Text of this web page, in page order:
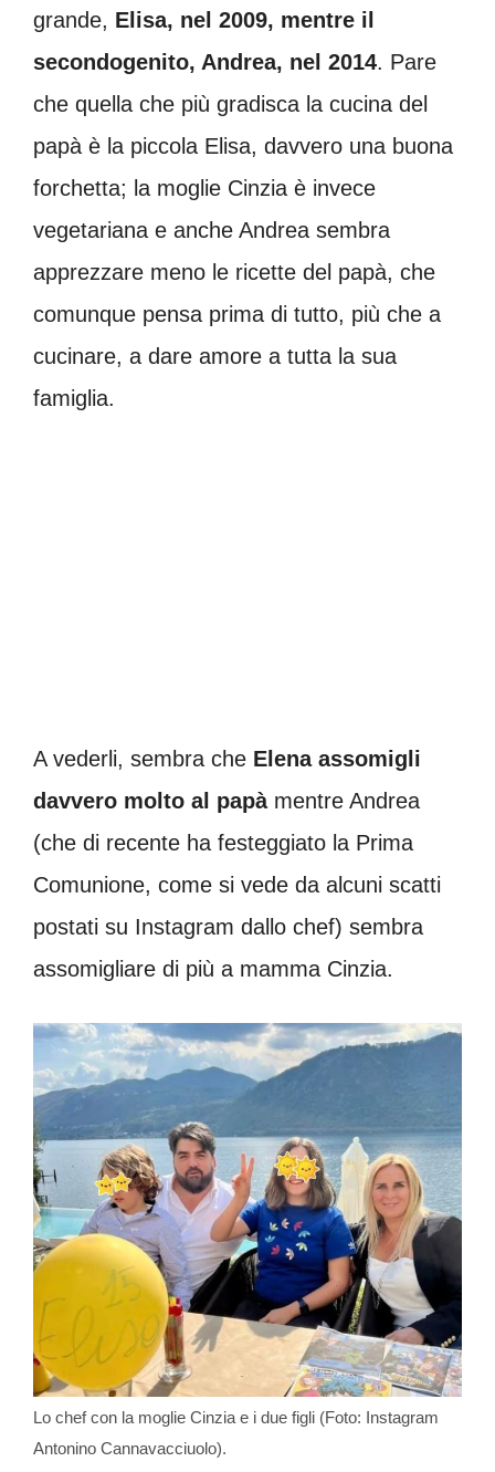
grande, Elisa, nel 2009, mentre il
secondogenito, Andrea, nel 2014. Pare
che quella che più gradisca la cucina del
papà è la piccola Elisa, davvero una buona
forchetta; la moglie Cinzia è invece
vegetariana e anche Andrea sembra
apprezzare meno le ricette del papà, che
comunque pensa prima di tutto, più che a
cucinare, a dare amore a tutta la sua
famiglia.
A vederli, sembra che Elena assomigli
davvero molto al papàmentre Andrea
(che di recente ha festeggiato la Prima
Comunione, come si vede da alcuni scatti
postati su Instagram dallo chef) sembra
assomigliare di più a mamma Cinzia.
Lo chef con la moglie Cinzia e i due figli (Foto: Instagram
Antonino Cannavacciuolo).